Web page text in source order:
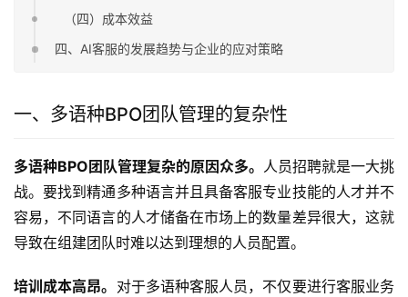
（四）成本效益
四、AI客服的发展趋势与企业的应对策略
一、多语种BPO团队管理的复杂性
多语种BPO团队管理复杂的原因众多。 人员招聘就是一大挑
战。要找到精通多种语言并且具备客服专业技能的人才并不
容易，不同语言的人才储备在市场上的数量差异很大，这就
导致在组建团队时难以达到理想的人员配置。
培训成本高昂。 对于多语种客服人员，不仅要进行客服业务